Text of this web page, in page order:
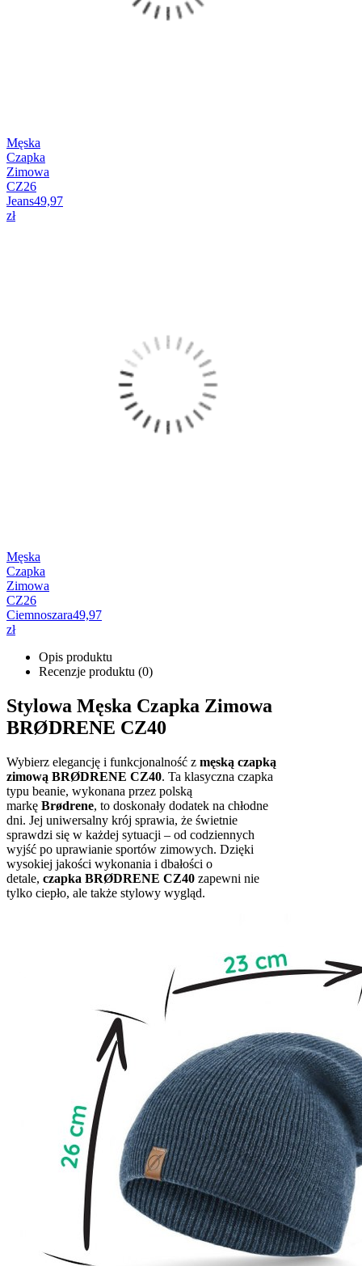
Męska
Czapka
Zimowa
CZ26
Jeans49,97
zł
Męska
Czapka
Zimowa
CZ26
Ciemnoszara49,97
zł
Opis produktu
Recenzje produktu (0)
Stylowa Męska Czapka Zimowa
BRØDRENE CZ40
Wybierz elegancję i funkcjonalność z męską czapką
zimową BRØDRENE CZ40. Ta klasyczna czapka
typu beanie, wykonana przez polską
markę Brødrene, to doskonały dodatek na chłodne
dni. Jej uniwersalny krój sprawia, że świetnie
sprawdzi się w każdej sytuacji – od codziennych
wyjść po uprawianie sportów zimowych. Dzięki
wysokiej jakości wykonania i dbałości o
detale, czapka BRØDRENE CZ40 zapewni nie
tylko ciepło, ale także stylowy wygląd.